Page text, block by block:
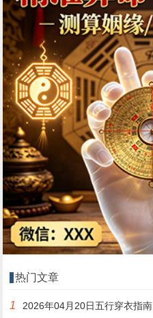
热门文章
1 2026年04月20日五行穿衣指南